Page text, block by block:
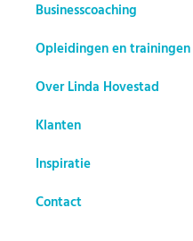
Businesscoaching
Opleidingen en trainingen
Over Linda Hovestad
Klanten
Inspiratie
Contact